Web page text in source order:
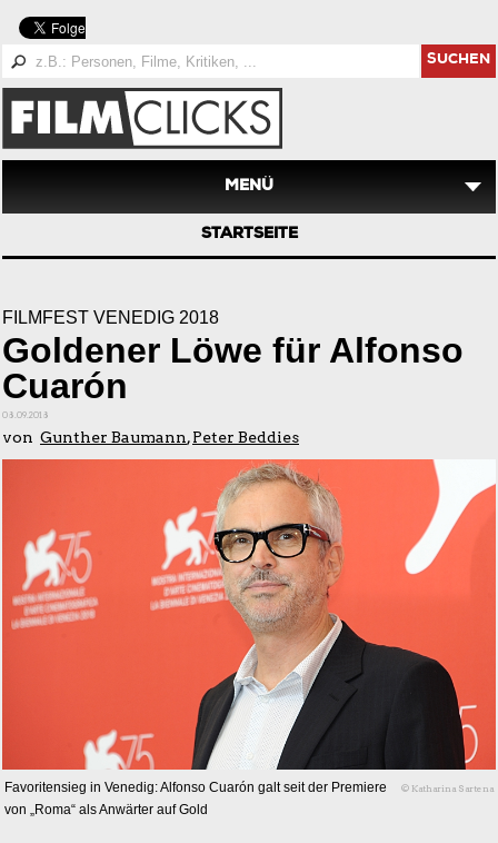
SUCHEN
MENÜ
STARTSEITE
FILMFEST VENEDIG 2018
Goldener Löwe für Alfonso
Cuarón
08.09.2018
von Gunther Baumann,Peter Beddies
Favoritensieg in Venedig: Alfonso Cuarón galt seit der Premiere
von „Roma“ als Anwärter auf Gold
© Katharina Sartena